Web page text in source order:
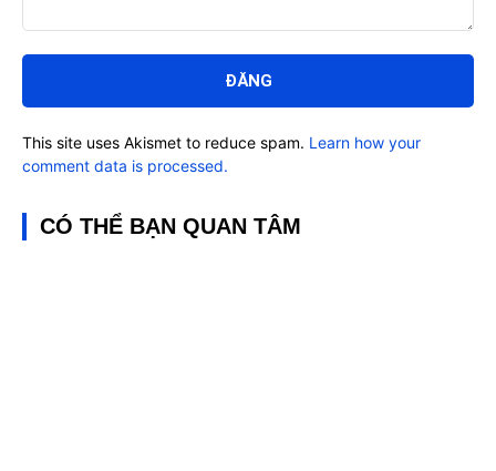
luận:
This site uses Akismet to reduce spam. Learn how your
comment data is processed.
CÓ THỂ BẠN QUAN TÂM